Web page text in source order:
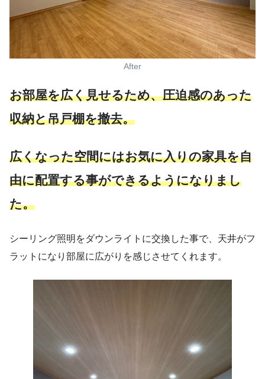
After
お部屋を広く見せるため、圧迫感のあった
収納と吊戸棚を撤去。
広くなった空間にはお気に入りの家具を自
由に配置する事ができるようになりまし
た。
シーリング照明をダウンライトに交換した事で、天井がフ
ラットになり部屋に広がりを感じさせてくれます。